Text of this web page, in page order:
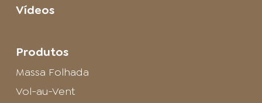
Vídeos
Produtos
Massa Folhada
Vol-au-Vent